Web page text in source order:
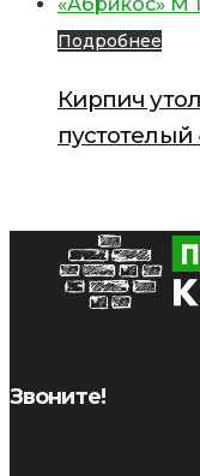
Подробнее
Кирпич
пустотелый
Звоните!